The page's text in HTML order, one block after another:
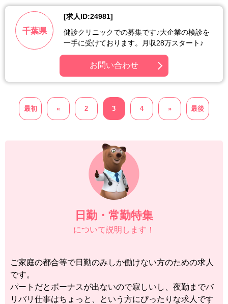
千葉県
[求人ID:24981]
健診クリニックでの募集です♪大企業の検診を
一手に受けております。月収28万スタート♪
お問い合わせ
最初 « 2 3 4 » 最後
日勤・常勤特集
について説明します！
ご家庭の都合等で日勤のみしか働けない方のための求人
です。
パートだとボーナスが出ないので寂しいし、夜勤までバ
リバリ仕事はちょっと、という方にぴったりな求人です